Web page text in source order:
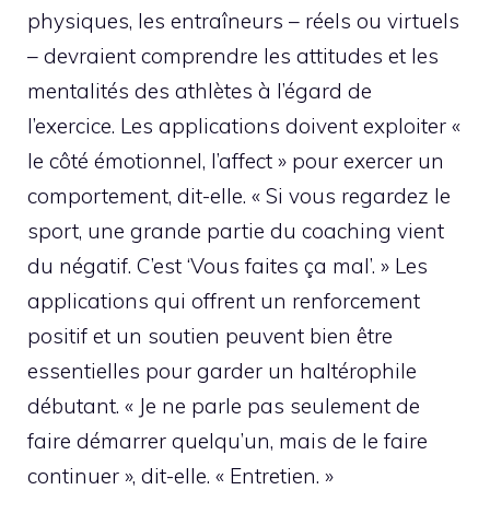
physiques, les entraîneurs – réels ou virtuels
– devraient comprendre les attitudes et les
mentalités des athlètes à l’égard de
l’exercice. Les applications doivent exploiter «
le côté émotionnel, l’affect » pour exercer un
comportement, dit-elle. « Si vous regardez le
sport, une grande partie du coaching vient
du négatif. C’est ‘Vous faites ça mal’. » Les
applications qui offrent un renforcement
positif et un soutien peuvent bien être
essentielles pour garder un haltérophile
débutant. « Je ne parle pas seulement de
faire démarrer quelqu’un, mais de le faire
continuer », dit-elle. « Entretien. »